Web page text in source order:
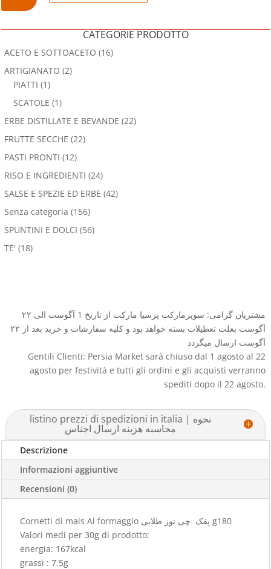
MAIS
QUANTITÀ
CATEGORIE PRODOTTO
ACETO E SOTTOACETO (16)
ARTIGIANATO (2)
PIATTI (1)
SCATOLE (1)
ERBE DISTILLATE E BEVANDE (22)
FRUTTE SECCHE (22)
PASTI PRONTI (12)
RISO E INGREDIENTI (24)
SALSE E SPEZIE ED ERBE (42)
Senza categoria (156)
SPUNTINI E DOLCI (56)
TE' (18)
مشتریان گرامی: سوپرمارکت پرسیا مارکت از تاریخ 1 آگوست الی ۲۲
آگوست بعلت تعطیلات بسته خواهد بود و کلیه سفارشات و خرید بعد از ۲۲
آگوست ارسال میگردد
Gentili Clienti: Persia Market sarà chiuso dal 1 agosto al 22
agosto per festività e tutti gli ordini e gli acquisti verranno
spediti dopo il 22 agosto.
listino prezzi di spedizioni in italia | نحوه
محاسبه هزینه ارسال اجناس
Descrizione
Informazioni aggiuntive
Recensioni (0)
Cornetti di mais Al formaggio پفک چی توز طلایی g180
Valori medi per 30g di prodotto:
energia: 167kcal
grassi : 7.5g